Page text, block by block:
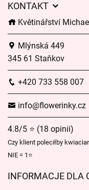
KONTAKT
Květinářství
Mlýnská 449
345 61 Staňkov
+420 733 558 007
info@flowerinky.cz
4.8/5 ⭐ (18 opinii)
Czy klient poleciłby
NIE = 1⭐
INFORMACJE DLA